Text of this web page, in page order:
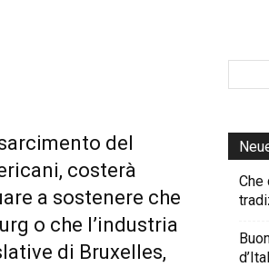
del
costerà
a sostenere che
o che l’industria
di Bruxelles,
Che